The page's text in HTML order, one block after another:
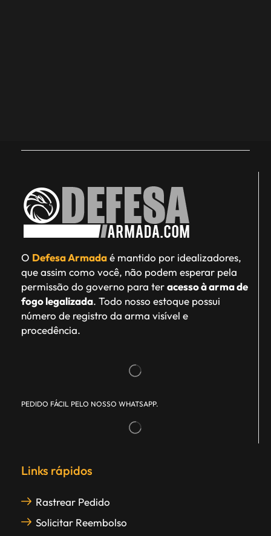
O Defesa Armadaé mantido por idealizadores,
que assim como você, não podem esperar pela
permissão do governo para teracesso à arma de
fogo legalizada. Todo nosso estoque possui
número de registro da arma visível e
procedência.
PEDIDO FÁCIL PELO NOSSO WHATSAPP.
Links rápidos
Rastrear Pedido
Solicitar Reembolso